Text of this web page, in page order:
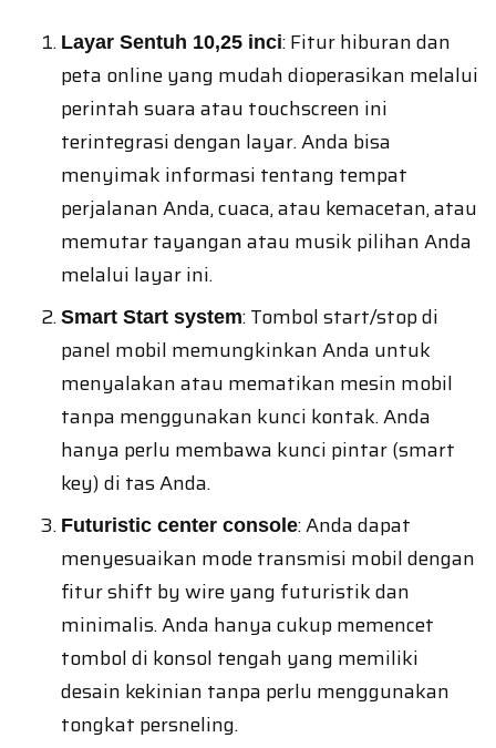
Layar Sentuh 10,25 inci: Fitur hiburan dan
peta online yang mudah dioperasikan melalui
perintah suara atau touchscreen ini
terintegrasi dengan layar. Anda bisa
menyimak informasi tentang tempat
perjalanan Anda, cuaca, atau kemacetan, atau
memutar tayangan atau musik pilihan Anda
melalui layar ini.
Smart Start system: Tombol start/stop di
panel mobil memungkinkan Anda untuk
menyalakan atau mematikan mesin mobil
tanpa menggunakan kunci kontak. Anda
hanya perlu membawa kunci pintar (smart
key) di tas Anda.
Futuristic center console: Anda dapat
menyesuaikan mode transmisi mobil dengan
fitur shift by wire yang futuristik dan
minimalis. Anda hanya cukup memencet
tombol di konsol tengah yang memiliki
desain kekinian tanpa perlu menggunakan
tongkat persneling.